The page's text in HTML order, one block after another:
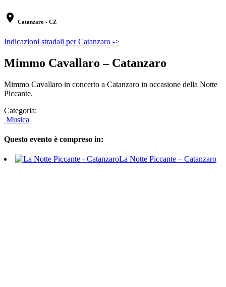
location_on Catanzaro - CZ
Indicazioni stradali per Catanzaro ->
Mimmo Cavallaro – Catanzaro
Mimmo Cavallaro in concerto a Catanzaro in occasione della Notte
Piccante.
Categoria:
Musica
Questo evento è compreso in:
La Notte Piccante – Catanzaro